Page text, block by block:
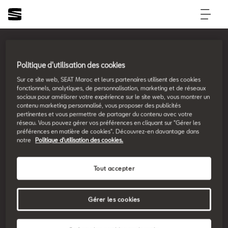
Nos modèles
Nouvelle SEAT Leon
Nouveau SEAT Ateca
Nouvelle SEAT Ibiza
Offres
Nos solutions de financement
Après Vente
SEAT Service
Maintenance
Petites et moyennes entreprises
Politique d'utilisation des cookies
Sur ce site web, SEAT Maroc et leurs partenaires utilisent des cookies
fonctionnels, analytiques, de personnalisation, marketing et de réseaux
sociaux pour améliorer votre expérience sur le site web, vous montrer un
contenu marketing personnalisé, vous proposer des publicités
pertinentes et vous permettre de partager du contenu avec votre
réseau. Vous pouvez gérer vos préférences en cliquant sur "Gérer les
préférences en matière de cookies". Découvrez-en davantage dans
notre Politique d'utilisation des cookies.
Tout accepter
Gérer les cookies